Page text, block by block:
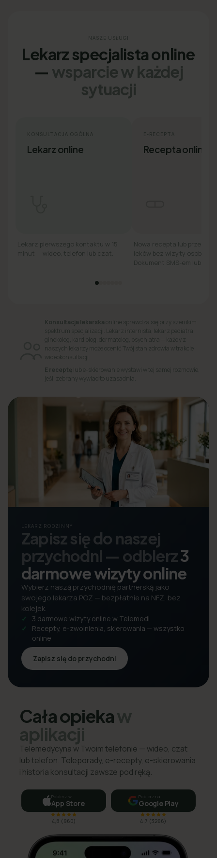
NASZE USŁUGI
Lekarz specjalista online
— wsparcie w każdej
sytuacji
Lekarz online
Lekarz pierwszego kontaktu w 15
minut — wideo, telefon lub czat.
E-RECEPTA
Recepta online
Nowa recepta lub
leków bez wizyty osobiście.
Dokument SMS-em lub e-
Konsultacja lekarskaonline sprawdza się przy szerokim
spektrum specjalizacji. Lekarz internista, lekarz pediatra,
ginekolog, kardiolog, dermatolog, psychiatra — każdy z
naszych lekarzy może ocenić Twój stan zdrowia w trakcie
wideokonsultacji.
E receptę lub e-skierowanie wystawi w tej samej rozmowie,
jeśli zebrany wywiad to uzasadnia.
LEKARZ RODZINNY
Zapisz się do naszej
przychodni — odbierz3
darmowe wizyty online
Wybierz naszą przychodnię partnerską jako
swojego lekarza POZ — bezpłatnie na NFZ, bez
kolejek.
3 darmowe wizyty online w Telemedi
Recepty, e-zwolnienia, skierowania — wszystko
online
Zapisz się do przychodni
Cała opiekaw
aplikacji
Telemedycyna w Twoim telefonie — wideo, czat
lub telefon. Teleporady, e-recepty, e-skierowania
i historia konsultacji zawsze pod ręką.
Pobierz w
App Store
4,8 ( 960)
Pobierz na
Google Play
4,7 (3266)